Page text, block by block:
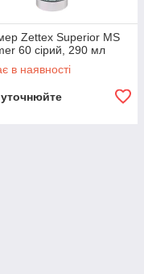
або в будь-якому
транспортних
пошта.
Zettex Superior MS
60 сірий, 290 мл
в наявності
уточнюйте